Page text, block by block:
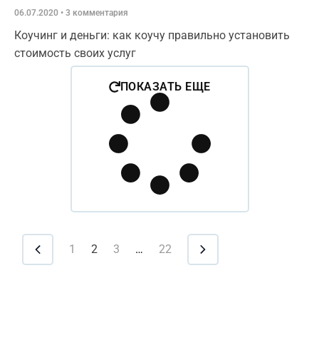
06.07.2020 3 комментария
Коучинг и деньги: как коучу правильно установить
стоимость своих услуг
ПОКАЗАТЬ ЕЩЕ
1 2 3 … 22